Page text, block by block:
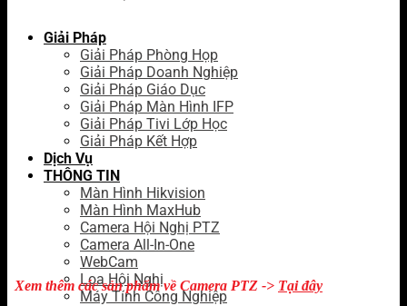
Giải Pháp
Giải Pháp Phòng Họp
Giải Pháp Doanh Nghiệp
Giải Pháp Giáo Dục
Giải Pháp Màn Hình IFP
Giải Pháp Tivi Lớp Học
Giải Pháp Kết Hợp
Dịch Vụ
THÔNG TIN
Màn Hình Hikvision
Màn Hình MaxHub
Camera Hội Nghị PTZ
Camera All-In-One
WebCam
Loa Hội Nghị
Máy Tính Công Nghiệp
Xem thêm các sản phẩm về Camera PTZ -> Tại đây